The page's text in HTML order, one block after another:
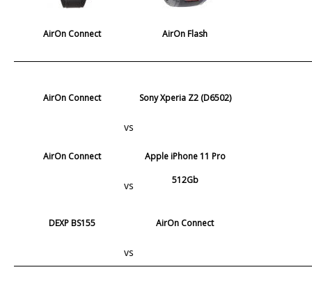
AirOn Connect AirOn Flash
AirOn Connect
vs
Sony Xperia Z2 (D6502)
AirOn Connect
vs
Apple iPhone 11 Pro
512Gb
DEXP BS155
vs
AirOn Connect